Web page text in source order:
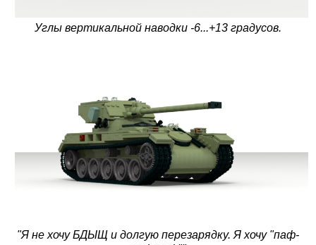
Углы вертикальной наводки -6...+13 градусов.
"Я не хочу БДЫЩ и долгую перезарядку. Я хочу "паф-